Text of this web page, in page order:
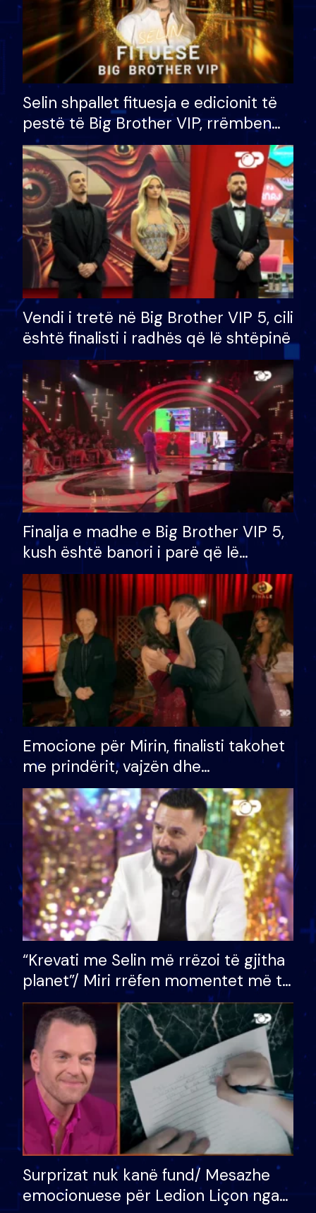
Selin shpallet fituesja e edicionit të
pestë të Big Brother VIP, rrëmben
çmimin e madh prej 100 mijë eurosh
Vendi i tretë në Big Brother VIP 5, cili
është finalisti i radhës që lë shtëpinë
Finalja e madhe e Big Brother VIP 5,
kush është banori i parë që lë
shtëpinë dhe humb mundësinë për
të fituar çmimin e madh
Emocione për Mirin, finalisti takohet
me prindërit, vajzën dhe
bashkëshorten: S’kemi ndonjë letër
divorci apo jo?
“Krevati me Selin më rrëzoi të gjitha
planet”/ Miri rrëfen momentet më të
bukura në shtëpinë e BB VIP: Do më
mungojë zilja e mëngjesit kur…
Surprizat nuk kanë fund/ Mesazhe
emocionuese për Ledion Liçon nga